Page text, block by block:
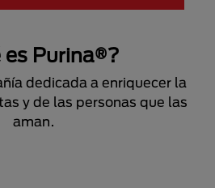
es Purina®?
dedicada a enriquecer la
y de las personas que las
aman.